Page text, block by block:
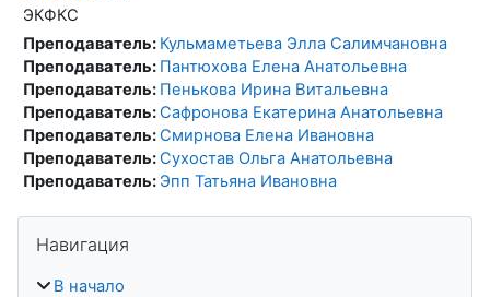
ЭКФКС
Преподаватель: Кульмаметьева Элла Салимчановна
Преподаватель: Пантюхова Елена Анатольевна
Преподаватель: Пенькова Ирина Витальевна
Преподаватель:Сафронова Екатерина Анатольевна
Преподаватель:Смирнова Елена Ивановна
Преподаватель:Сухостав Ольга Анатольевна
Преподаватель: Эпп Татьяна Ивановна
Блоки
Навигация
В начало